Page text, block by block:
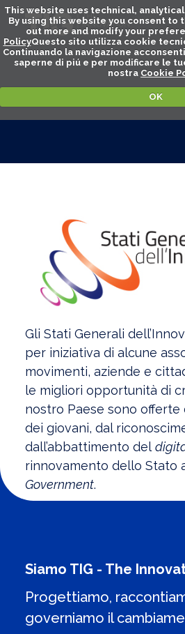
This website uses technical,
By using this website you consent to
out more and modify your
PolicyQuesto sito utilizza cookie
Continuando la navigazione
saperne di piú e per modificare le
nostra Cookie
OK
Gli Stati Generali
per iniziativa di alcune
movimenti, aziende e
le migliori opportunità di
nostro Paese sono offerte
dei giovani, dal
dall’abbattimento del
rinnovamento dello Stato
Government.
Siamo TIG - The
Progettiamo,
governiamo il